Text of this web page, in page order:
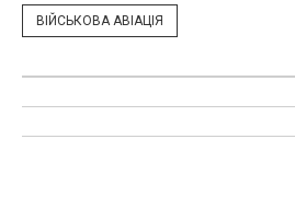
ВІЙСЬКОВА АВІАЦІЯ